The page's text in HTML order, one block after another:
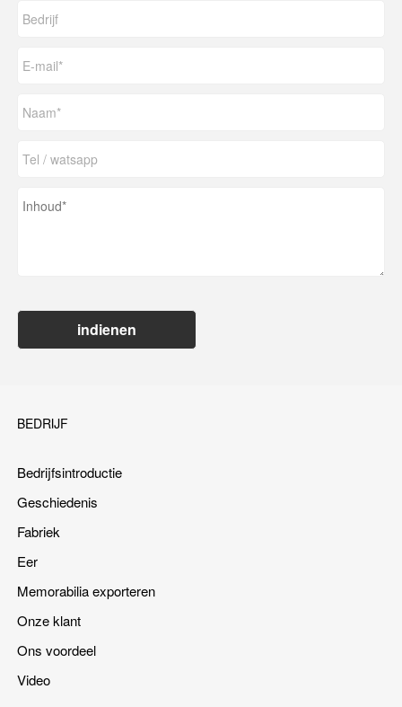
indienen
BEDRIJF
Bedrijfsintroductie
Geschiedenis
Fabriek
Eer
Memorabilia exporteren
Onze klant
Ons voordeel
Video